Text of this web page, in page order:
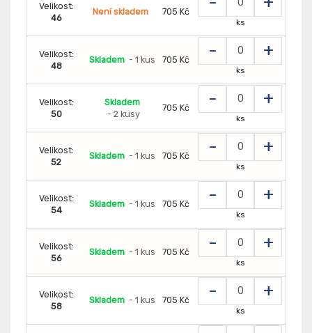
Velikost:
46
Není skladem 705 Kč
ks
Velikost:
48
Skladem - 1 kus 705 Kč - +
ks
Velikost:
50
Skladem
- 2 kusy
705 Kč - +
ks
Velikost:
52
Skladem - 1 kus 705 Kč - +
ks
Velikost:
54
Skladem - 1 kus 705 Kč - +
ks
Velikost:
56
Skladem - 1 kus 705 Kč - +
ks
Velikost:
58
Skladem - 1 kus 705 Kč - +
ks